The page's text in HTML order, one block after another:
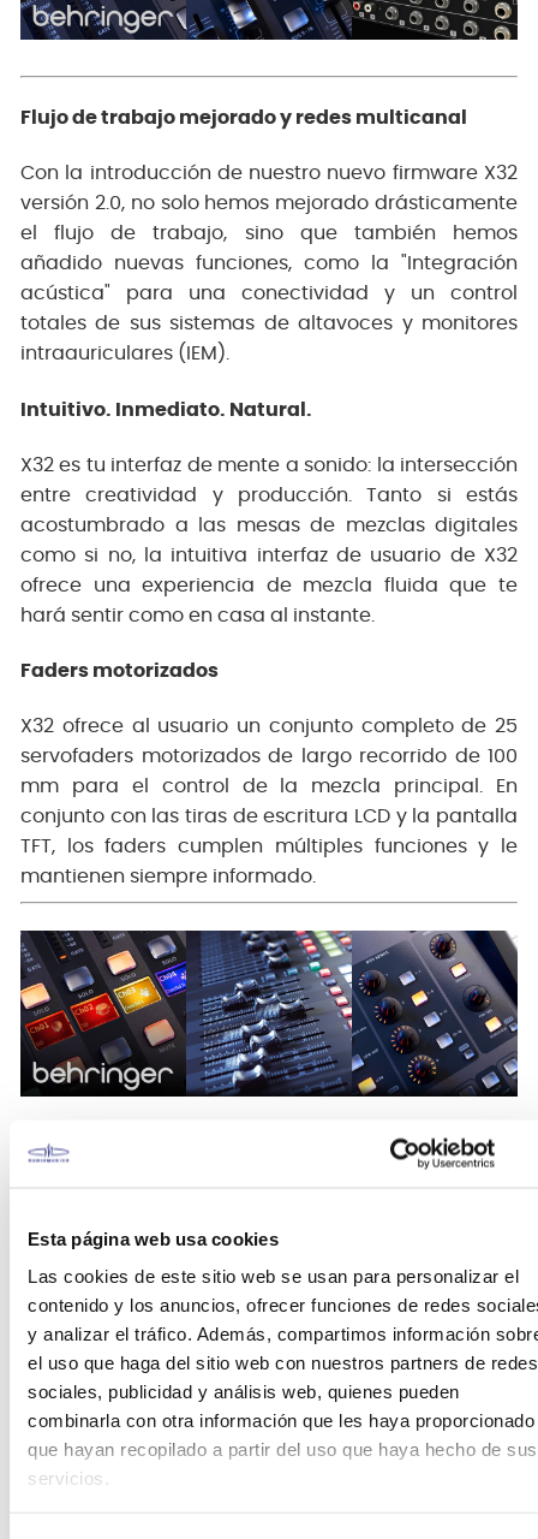
Esta página web usa cookies
Las cookies de este sitio web se usan para personalizar el
contenido y los anuncios, ofrecer funciones de redes
y analizar el tráfico. Además, compartimos información
el uso que haga del sitio web con nuestros partners de redes
sociales, publicidad y análisis web, quienes pueden
combinarla con otra información que les haya proporcionado
que hayan recopilado a partir del uso que haya hecho de sus
servicios.
Flujo de trabajo mejorado y redes multicanal
Con la introducción de nuestro nuevo firmware X32
versión 2.0, no solo hemos mejorado drásticamente
el flujo de trabajo, sino que también hemos
añadido nuevas funciones, como la "Integración
acústica" para una conectividad y un control
totales de sus sistemas de altavoces y monitores
intraauriculares (IEM).
Intuitivo. Inmediato. Natural.
X32 es tu interfaz de mente a sonido: la intersección
entre creatividad y producción. Tanto si estás
acostumbrado a las mesas de mezclas digitales
como si no, la intuitiva interfaz de usuario de X32
ofrece una experiencia de mezcla fluida que te
hará sentir como en casa al instante.
Faders motorizados
X32 ofrece al usuario un conjunto completo de 25
servofaders motorizados de largo recorrido de 100
mm para el control de la mezcla principal. En
conjunto con las tiras de escritura LCD y la pantalla
TFT, los faders cumplen múltiples funciones y le
mantienen siempre informado.
La X32 reúne los parámetros de procesamiento de
modo que, independientemente del canal en el que
esté trabajando, los controles siempre serán los
mismos.
Envíos por Fader
X32 también ofrece la comodidad de la mezcla
digital en tus mezclas de bus auxiliar y de salida